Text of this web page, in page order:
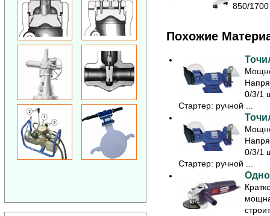
850/1700
Похожие
0/3/1
Стартер: ручной ...
0/3/1
Стартер: ручной ...